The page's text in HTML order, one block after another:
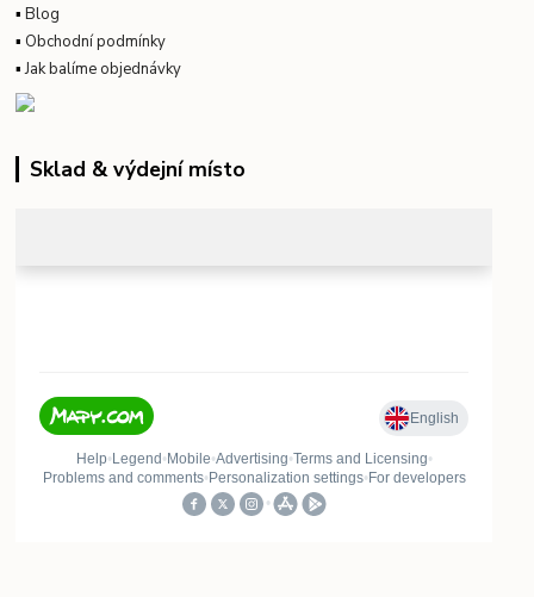
▪Blog
▪ Obchodní podmínky
▪Jak balíme objednávky
Sklad & výdejní místo